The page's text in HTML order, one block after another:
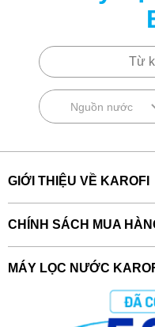
GIỚI THIỆU VỀ KAROFI
CHÍNH SÁCH MUA
MÁY LỌC NƯỚC